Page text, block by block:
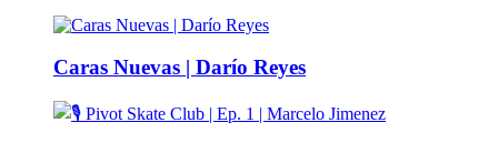
Caras Nuevas | Darío Reyes